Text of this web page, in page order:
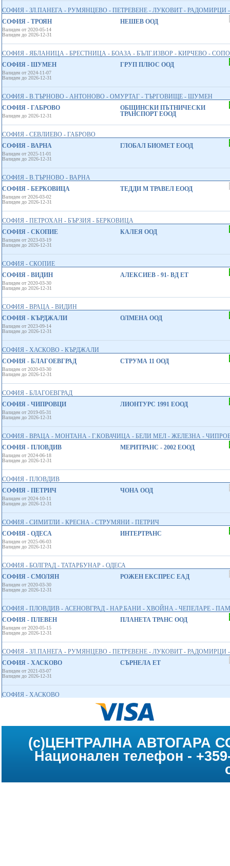
СОФИЯ - ЗЛ.ПАНЕГА - РУМЯНЦЕВО - ПЕТРЕВЕНЕ - ЛУКОВИТ - РАДОМИРЦИ
СОФИЯ - ТРОЯН
Валиден от 2020-05-14
Валиден до 2026-12-31
НЕШЕВ ООД
СОФИЯ - ЯБЛАНИЦА - БРЕСТНИЦА - БОАЗА - БЪЛГ.ИЗВОР - КИРЧЕВО -
СОФИЯ - ШУМЕН
Валиден от 2024-11-07
Валиден до 2026-12-31
ГРУП ПЛЮС ООД
СОФИЯ - В.ТЪРНОВО - АНТОНОВО - ОМУРТАГ - ТЪРГОВИЩЕ - ШУМЕН
СОФИЯ - ГАБРОВО
Валиден до 2026-12-31
ОБЩИНСКИ ПЪТНИЧЕСКИ
ТРАНСПОРТ ЕООД
СОФИЯ - СЕВЛИЕВО - ГАБРОВО
СОФИЯ - ВАРНА
Валиден от 2025-11-01
Валиден до 2026-12-31
ГЛОБАЛ БИОМЕТ EООД
СОФИЯ - В.ТЪРНОВО - ВАРНА
СОФИЯ - БЕРКОВИЦА
Валиден от 2026-03-02
Валиден до 2026-12-31
ТЕДДИ М ТРАВЕЛ ЕООД
СОФИЯ - ПЕТРОХАН - БЪРЗИЯ - БЕРКОВИЦА
СОФИЯ - СКОПИЕ
Валиден от 2023-03-19
Валиден до 2026-12-31
КАЛЕЯ ООД
СОФИЯ - СКОПИЕ
СОФИЯ - ВИДИН
Валиден от 2020-03-30
Валиден до 2026-12-31
АЛЕКСИЕВ - 91- ВД ЕТ
СОФИЯ - ВРАЦА - ВИДИН
СОФИЯ - КЪРДЖАЛИ
Валиден от 2023-09-14
Валиден до 2026-12-31
ОЛМЕНА ООД
СОФИЯ - ХАСКОВО - КЪРДЖАЛИ
СОФИЯ - БЛАГОЕВГРАД
Валиден от 2020-03-30
Валиден до 2026-12-31
СТРУМА 11 ООД
СОФИЯ - БЛАГОЕВГРАД
СОФИЯ - ЧИПРОВЦИ
Валиден от 2019-05-31
Валиден до 2026-12-31
ЛИОНТУРС 1991 ЕООД
СОФИЯ - ВРАЦА - МОНТАНА - Г.КОВАЧИЦА - БЕЛИ МЕЛ - ЖЕЛЕЗНА -
СОФИЯ - ПЛОВДИВ
Валиден от 2024-06-18
Валиден до 2026-12-31
МЕРИТРАНС - 2002 ЕООД
СОФИЯ - ПЛОВДИВ
СОФИЯ - ПЕТРИЧ
Валиден от 2024-10-11
Валиден до 2026-12-31
ЧОНА ООД
СОФИЯ - СИМИТЛИ - КРЕСНА - СТРУМЯНИ - ПЕТРИЧ
СОФИЯ - ОДЕСА
Валиден от 2025-06-03
Валиден до 2026-12-31
ИНТЕРТРАНС
СОФИЯ - БОЛГРАД - ТАТАРБУНАР - ОДЕСА
СОФИЯ - СМОЛЯН
Валиден от 2020-03-30
Валиден до 2026-12-31
РОЖЕН ЕКСПРЕС ЕАД
СОФИЯ - ПЛОВДИВ - АСЕНОВГРАД - НАР.БАНИ - ХВОЙНА - ЧЕПЕЛАРЕ -
СОФИЯ - ПЛЕВЕН
Валиден от 2020-05-15
Валиден до 2026-12-31
ПЛАНЕТА ТРАНС ООД
СОФИЯ - ЗЛ.ПАНЕГА - РУМЯНЦЕВО - ПЕТРЕВЕНЕ - ЛУКОВИТ - РАДОМИРЦИ
СОФИЯ - ХАСКОВО
Валиден от 2021-03-07
Валиден до 2026-12-31
СЪРНЕЛА ЕТ
СОФИЯ - ХАСКОВО
(c)ЦЕНТРАЛНА АВТОГАРА
Национален телефон -